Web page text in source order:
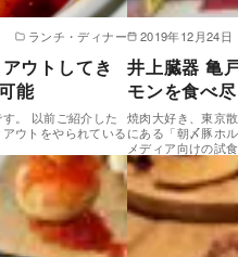
ランチ・ディナー
ウトしてき
能
。 以前ご紹介した
ウトをやられている
2019年12月24日
井上臓器 亀
モンを食べ
焼肉大好き、東京
にある「朝〆豚ホ
メディア向けの試